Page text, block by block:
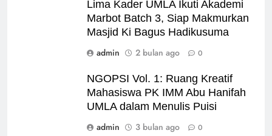
Lima Kader UMLA Ikuti Akademi
Marbot Batch 3, Siap Makmurkan
Masjid Ki Bagus Hadikusuma
admin
2 bulan ago 0
NGOPSI Vol. 1: Ruang Kreatif
Mahasiswa PK IMM Abu Hanifah
UMLA dalam Menulis Puisi
admin
3 bulan ago 0